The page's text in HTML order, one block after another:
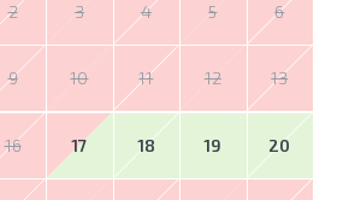
2 3 4 5 6
9 10 11 12 13
16 17 18 19 20